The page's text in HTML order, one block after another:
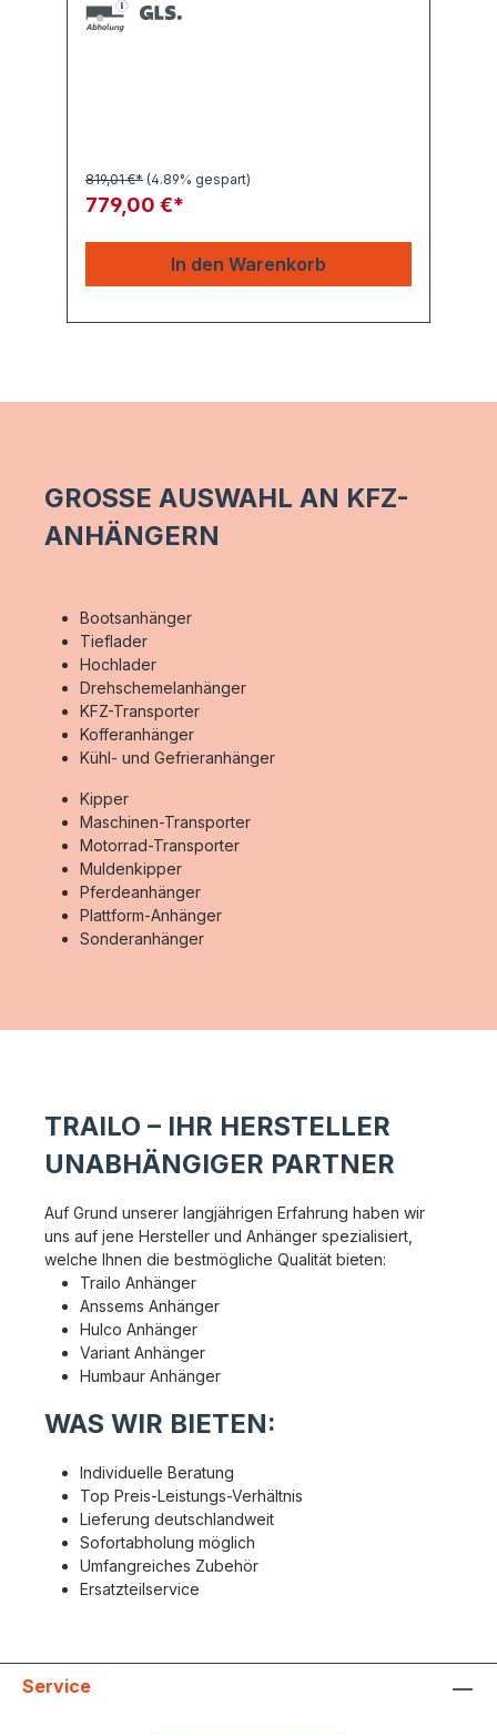
779,00 €*
819,01 €* (4.89% gespart)
In den Warenkorb
GROSSE AUSWAHL AN KFZ-
ANHÄNGERN
Bootsanhänger
Tieflader
Hochlader
Drehschemelanhänger
KFZ-Transporter
Kofferanhänger
Kühl- und Gefrieranhänger
Kipper
Maschinen-Transporter
Motorrad-Transporter
Muldenkipper
Pferdeanhänger
Plattform-Anhänger
Sonderanhänger
TRAILO – IHR HERSTELLER
UNABHÄNGIGER PARTNER
Auf Grund unserer langjährigen Erfahrung haben wir
uns auf jene Hersteller und Anhänger spezialisiert,
welche Ihnen die bestmögliche Qualität bieten:
Trailo Anhänger
Anssems Anhänger
Hulco Anhänger
Variant Anhänger
Humbaur Anhänger
WAS WIR BIETEN:
Individuelle Beratung
Top Preis-Leistungs-Verhältnis
Lieferung deutschlandweit
Sofortabholung möglich
Umfangreiches Zubehör
Ersatzteilservice
Service